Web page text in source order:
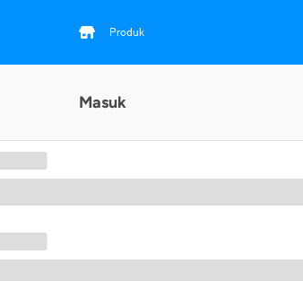
Produk
Masuk